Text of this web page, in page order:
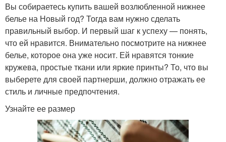
Вы собираетесь купить вашей возлюбленной нижнее
белье на Новый год? Тогда вам нужно сделать
правильный выбор. И первый шаг к успеху — понять,
что ей нравится. Внимательно посмотрите на нижнее
белье, которое она уже носит. Ей нравятся тонкие
кружева, простые ткани или яркие принты? То, что вы
выберете для своей партнерши, должно отражать ее
стиль и личные предпочтения.
Узнайте ее размер